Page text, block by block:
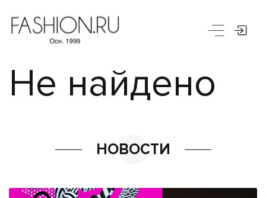
Не найдено
НОВОСТИ